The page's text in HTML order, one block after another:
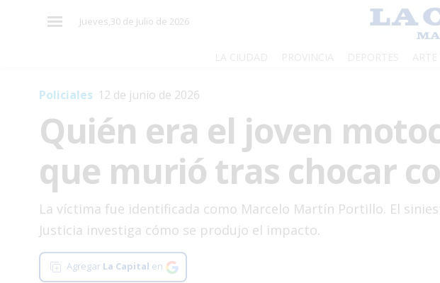
Jueves,30 de Julio de 2026
Zona
Cultura
Tecnología
Policiales 12 de junio de 2026
Quién era el joven
que murió tras chocar
La víctima fue identificada como Marcelo Martín Portillo. El
Justicia investiga cómo se produjo el impacto.
Agregar La Capital en